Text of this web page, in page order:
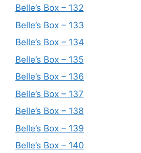
Belle’s Box – 132
Belle’s Box – 133
Belle’s Box – 134
Belle’s Box – 135
Belle’s Box – 136
Belle’s Box – 137
Belle’s Box – 138
Belle’s Box – 139
Belle’s Box – 140